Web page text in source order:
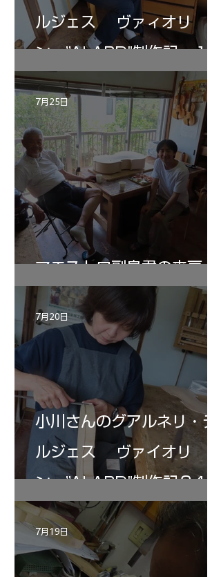
ルジェス ヴァィオリ
ン ”ALARD"制作記 １2
マエストロ副島君の来房
7月25日
小川さんのグアルネリ・デ
ルジェス ヴァイオリ
ン ”ALARD"制作記３4
7月20日
7月19日